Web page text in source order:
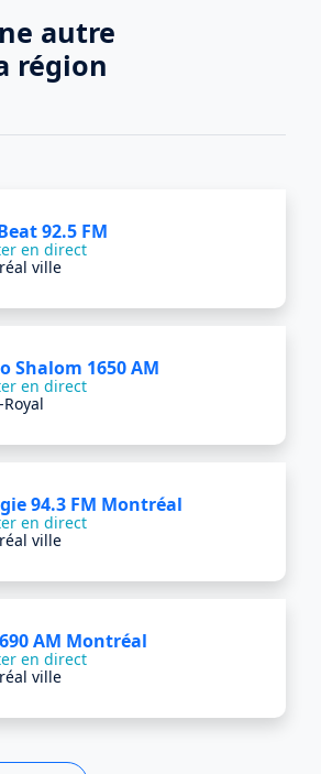
autre
région
92.5 FM
en direct
ville
Shalom 1650 AM
en direct
94.3 FM Montréal
en direct
ville
AM Montréal
en direct
ville